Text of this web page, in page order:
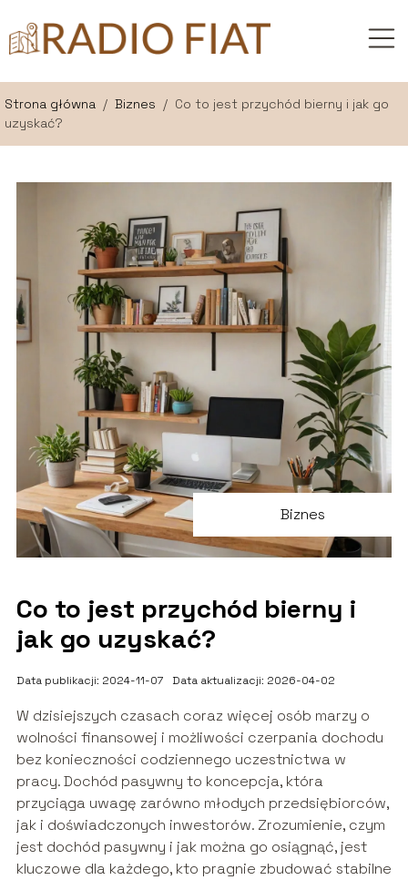
Strona główna / Biznes / Co to jest przychód bierny i jak go
uzyskać?
Biznes
Co to jest przychód bierny i
jak go uzyskać?
Data publikacji: 2024-11-07 Data aktualizacji: 2026-04-02
W dzisiejszych czasach coraz więcej osób marzy o
wolności finansowej i możliwości czerpania dochodu
bez konieczności codziennego uczestnictwa w
pracy. Dochód pasywny to koncepcja, która
przyciąga uwagę zarówno młodych przedsiębiorców,
jak i doświadczonych inwestorów. Zrozumienie, czym
jest dochód pasywny i jak można go osiągnąć, jest
kluczowe dla każdego, kto pragnie zbudować stabilne